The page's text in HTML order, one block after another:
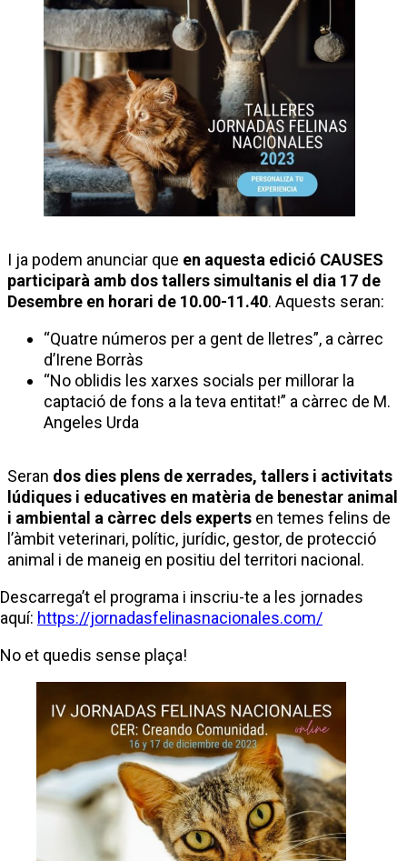
I ja podem anunciar que en aquesta edició CAUSES
participarà amb dos tallers simultanis el dia 17 de
Desembre en horari de 10.00-11.40. Aquests seran:
“Quatre números per a gent de lletres”, a càrrec
d’Irene Borràs
“No oblidis les xarxes socials per millorar la
captació de fons a la teva entitat!” a càrrec de M.
Angeles Urda
Seran dos dies plens de xerrades, tallers i activitats
lúdiques i educatives en matèria de benestar animal
i ambiental a càrrec dels experts en temes felins de
l’àmbit veterinari, polític, jurídic, gestor, de protecció
animal i de maneig en positiu del territori nacional.
Descarrega’t el programa i inscriu-te a les jornades
aquí: https://jornadasfelinasnacionales.com/
No et quedis sense plaça!